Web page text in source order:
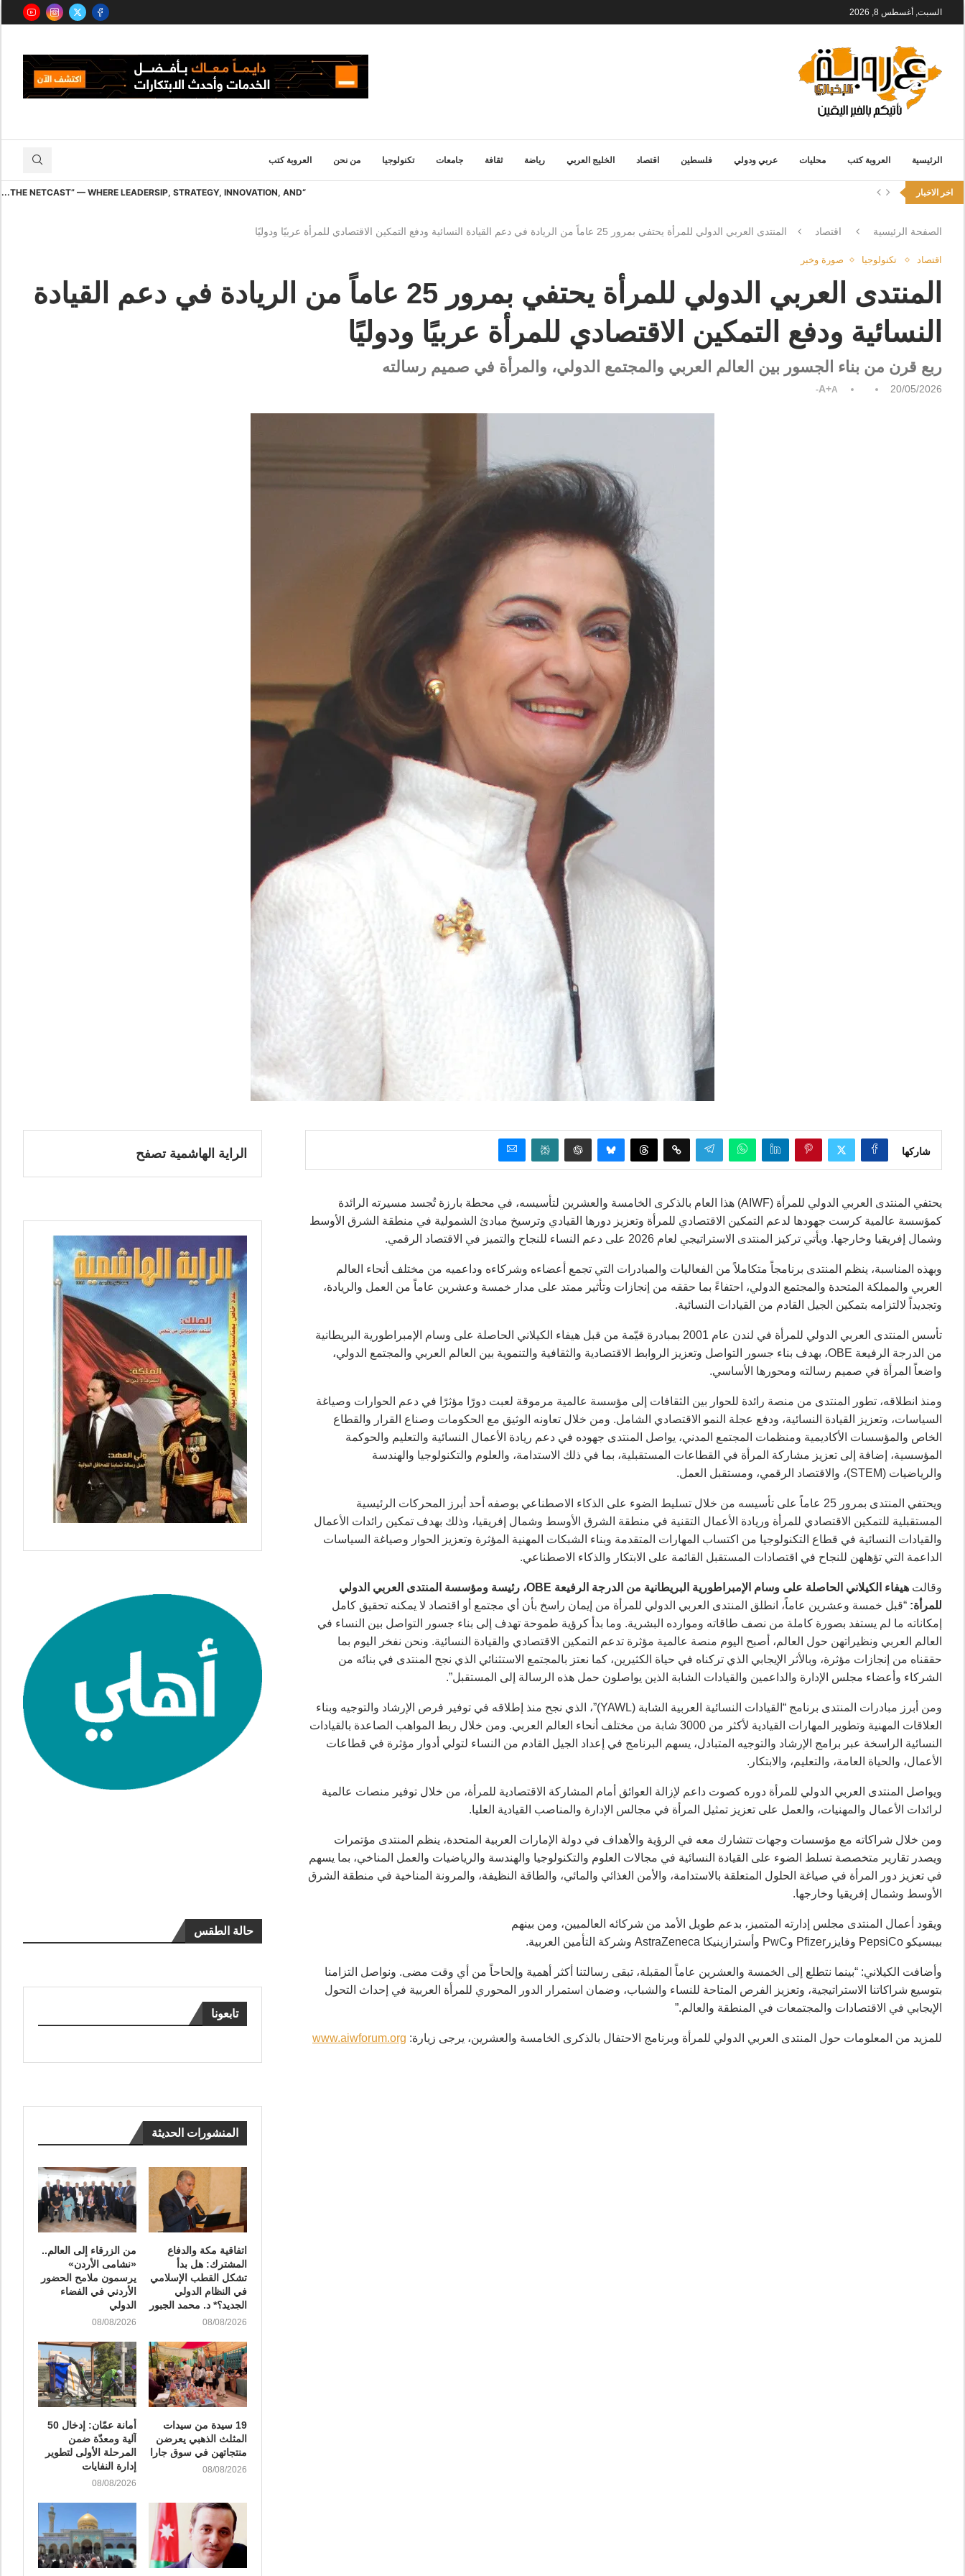
السبت, أغسطس 8, 2026
الرئيسية العروبة كتب محليات عربي ودولي فلسطين اقتصاد الخليج العربي رياضة ثقافة جامعات تكنولوجيا من نحن العروبة كتب
اخر الاخبار “THE NETCAST” — WHERE LEADERSIP, STRATEGY, INNOVATION, AND...
الصفحة الرئيسية اقتصاد المنتدى العربي الدولي للمرأة يحتفي بمرور 25 عاماً من الريادة في دعم القيادة النسائية ودفع التمكين الاقتصادي للمرأة عربيًا ودوليًا
اقتصاد تكنولوجيا صورة وخبر
المنتدى العربي الدولي للمرأة يحتفي بمرور 25 عاماً من الريادة في دعم القيادة
النسائية ودفع التمكين الاقتصادي للمرأة عربيًا ودوليًا
ربع قرن من بناء الجسور بين العالم العربي والمجتمع الدولي، والمرأة في صميم رسالته
20/05/2026
A+A-
شاركها
يحتفي المنتدى العربي الدولي للمرأة (AIWF) هذا العام بالذكرى الخامسة والعشرين لتأسيسه، في محطة بارزة تُجسد مسيرته الرائدة
كمؤسسة عالمية كرست جهودها لدعم التمكين الاقتصادي للمرأة وتعزيز دورها القيادي وترسيخ مبادئ الشمولية في منطقة الشرق الأوسط
وشمال إفريقيا وخارجها. ويأتي تركيز المنتدى الاستراتيجي لعام 2026 على دعم النساء للنجاح والتميز في الاقتصاد الرقمي.
وبهذه المناسبة، ينظم المنتدى برنامجاً متكاملاً من الفعاليات والمبادرات التي تجمع أعضاءه وشركاءه وداعميه من مختلف أنحاء العالم
العربي والمملكة المتحدة والمجتمع الدولي، احتفاءً بما حققه من إنجازات وتأثير ممتد على مدار خمسة وعشرين عاماً من العمل والريادة،
وتجديداً لالتزامه بتمكين الجيل القادم من القيادات النسائية.
تأسس المنتدى العربي الدولي للمرأة في لندن عام 2001 بمبادرة قيّمة من قبل هيفاء الكيلاني الحاصلة على وسام الإمبراطورية البريطانية
من الدرجة الرفيعة OBE، بهدف بناء جسور التواصل وتعزيز الروابط الاقتصادية والثقافية والتنموية بين العالم العربي والمجتمع الدولي،
واضعاً المرأة في صميم رسالته ومحورها الأساسي.
ومنذ انطلاقه، تطور المنتدى من منصة رائدة للحوار بين الثقافات إلى مؤسسة عالمية مرموقة لعبت دورًا مؤثرًا في دعم الحوارات وصياغة
السياسات، وتعزيز القيادة النسائية، ودفع عجلة النمو الاقتصادي الشامل. ومن خلال تعاونه الوثيق مع الحكومات وصناع القرار والقطاع
الخاص والمؤسسات الأكاديمية ومنظمات المجتمع المدني، يواصل المنتدى جهوده في دعم ريادة الأعمال النسائية والتعليم والحوكمة
المؤسسية، إضافة إلى تعزيز مشاركة المرأة في القطاعات المستقبلية، بما في ذلك الاستدامة، والعلوم والتكنولوجيا والهندسة
والرياضيات (STEM)، والاقتصاد الرقمي، ومستقبل العمل.
ويحتفي المنتدى بمرور 25 عاماً على تأسيسه من خلال تسليط الضوء على الذكاء الاصطناعي بوصفه أحد أبرز المحركات الرئيسية
المستقبلية للتمكين الاقتصادي للمرأة وريادة الأعمال التقنية في منطقة الشرق الأوسط وشمال إفريقيا، وذلك بهدف تمكين رائدات الأعمال
والقيادات النسائية في قطاع التكنولوجيا من اكتساب المهارات المتقدمة وبناء الشبكات المهنية المؤثرة وتعزيز الحوار وصياغة السياسات
الداعمة التي تؤهلهن للنجاح في اقتصادات المستقبل القائمة على الابتكار والذكاء الاصطناعي.
وقالت
هيفاء الكيلاني الحاصلة على وسام الإمبراطورية البريطانية من الدرجة الرفيعة OBE، رئيسة ومؤسسة المنتدى العربي الدولي
للمرأة: “قبل خمسة وعشرين عاماً، انطلق المنتدى العربي الدولي للمرأة من إيمان راسخ بأن أي مجتمع أو اقتصاد لا يمكنه تحقيق كامل
إمكاناته ما لم يستفد بصورة كاملة من نصف طاقاته وموارده البشرية. وما بدأ كرؤية طموحة تهدف إلى بناء جسور التواصل بين النساء في
العالم العربي ونظيراتهن حول العالم، أصبح اليوم منصة عالمية مؤثرة تدعم التمكين الاقتصادي والقيادة النسائية. ونحن نفخر اليوم بما
حققناه من إنجازات مؤثرة، وبالأثر الإيجابي الذي تركناه في حياة الكثيرين، كما نعتز بالمجتمع الاستثنائي الذي نجح المنتدى في بنائه من
الشركاء وأعضاء مجلس الإدارة والداعمين والقيادات الشابة الذين يواصلون حمل هذه الرسالة إلى المستقبل”.
ومن أبرز مبادرات المنتدى برنامج “القيادات النسائية العربية الشابة (YAWL)”، الذي نجح منذ إطلاقه في توفير فرص الإرشاد والتوجيه وبناء
العلاقات المهنية وتطوير المهارات القيادية لأكثر من 3000 شابة من مختلف أنحاء العالم العربي. ومن خلال ربط المواهب الصاعدة بالقيادات
النسائية الراسخة عبر برامج الإرشاد والتوجيه المتبادل، يسهم البرنامج في إعداد الجيل القادم من النساء لتولي أدوار مؤثرة في قطاعات
الأعمال، والحياة العامة، والتعليم، والابتكار.
ويواصل المنتدى العربي الدولي للمرأة دوره كصوت داعم لإزالة العوائق أمام المشاركة الاقتصادية للمرأة، من خلال توفير منصات عالمية
لرائدات الأعمال والمهنيات، والعمل على تعزيز تمثيل المرأة في مجالس الإدارة والمناصب القيادية العليا.
ومن خلال شراكاته مع مؤسسات وجهات تتشارك معه في الرؤية والأهداف في دولة الإمارات العربية المتحدة، ينظم المنتدى مؤتمرات
ويصدر تقارير متخصصة تسلط الضوء على القيادة النسائية في مجالات العلوم والتكنولوجيا والهندسة والرياضيات والعمل المناخي، بما يسهم
في تعزيز دور المرأة في صياغة الحلول المتعلقة بالاستدامة، والأمن الغذائي والمائي، والطاقة النظيفة، والمرونة المناخية في منطقة الشرق
الأوسط وشمال إفريقيا وخارجها.
ويقود أعمال المنتدى مجلس إدارته المتميز، بدعم طويل الأمد من شركائه العالميين، ومن بينهم
بيبسيكو PepsiCo وفايزرPfizer وPwC وأسترازينيكا AstraZeneca وشركة التأمين العربية.
وأضافت الكيلاني: “بينما نتطلع إلى الخمسة والعشرين عاماً المقبلة، تبقى رسالتنا أكثر أهمية وإلحاحاً من أي وقت مضى. ونواصل التزامنا
بتوسيع شراكاتنا الاستراتيجية، وتعزيز الفرص المتاحة للنساء والشباب، وضمان استمرار الدور المحوري للمرأة العربية في إحداث التحول
الإيجابي في الاقتصادات والمجتمعات في المنطقة والعالم.”
للمزيد من المعلومات حول المنتدى العربي الدولي للمرأة وبرنامج الاحتفال بالذكرى الخامسة والعشرين، يرجى زيارة: www.aiwforum.org
الراية الهاشمية تصفح
حالة الطقس
تابعونا
المنشورات الحديثة
اتفاقية مكة والدفاع
المشترك: هل بدأ
تشكل القطب الإسلامي
في النظام الدولي
الجديد؟* د. محمد الجبور
08/08/2026
من الزرقاء إلى العالم..
«نشامى الأردن»
يرسمون ملامح الحضور
الأردني في الفضاء
الدولي
08/08/2026
19 سيدة من سيدات
المثلث الذهبي يعرضن
منتجاتهن في سوق جارا
08/08/2026
أمانة عمّان: إدخال 50
آلية ومعدّة ضمن
المرحلة الأولى لتطوير
إدارة النفايات
08/08/2026